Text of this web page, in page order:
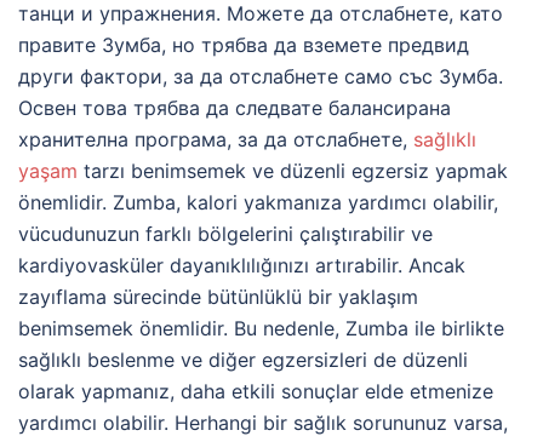
танци и упражнения. Можете да отслабнете, като
правите Зумба, но трябва да вземете предвид
други фактори, за да отслабнете само със Зумба.
Освен това трябва да следвате балансирана
хранителна програма, за да отслабнете, sağlıklı
yaşam tarzı benimsemek ve düzenli egzersiz yapmak
önemlidir. Zumba, kalori yakmanıza yardımcı olabilir,
vücudunuzun farklı bölgelerini çalıştırabilir ve
kardiyovasküler dayanıklılığınızı artırabilir. Ancak
zayıflama sürecinde bütünlüklü bir yaklaşım
benimsemek önemlidir. Bu nedenle, Zumba ile birlikte
sağlıklı beslenme ve diğer egzersizleri de düzenli
olarak yapmanız, daha etkili sonuçlar elde etmenize
yardımcı olabilir. Herhangi bir sağlık sorununuz varsa,